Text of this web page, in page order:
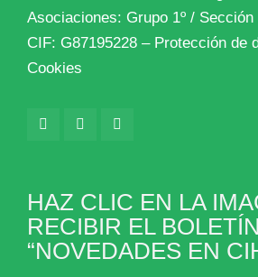
Asociaciones: Grupo 1º / Sección
CIF: G87195228 – Protección de
Cookies
HAZ CLIC EN LA
RECIBIR EL BOLETÍN
“NOVEDADES EN